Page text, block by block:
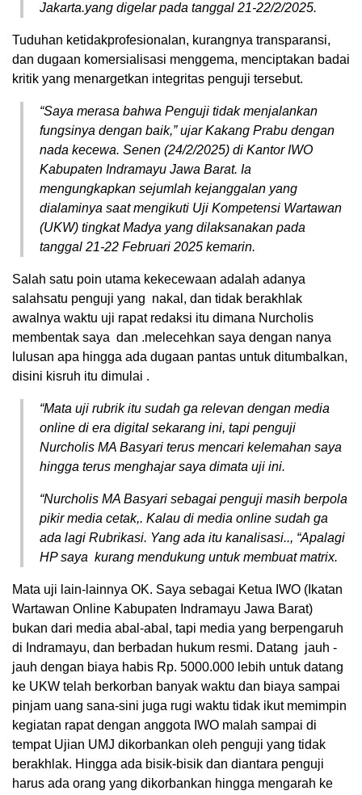
Jakarta.yang digelar pada tanggal 21-22/2/2025.
Tuduhan ketidakprofesionalan, kurangnya transparansi,
dan dugaan komersialisasi menggema, menciptakan badai
kritik yang menargetkan integritas penguji tersebut.
“Saya merasa bahwa Penguji tidak menjalankan
fungsinya dengan baik,” ujar Kakang Prabu dengan
nada kecewa. Senen (24/2/2025) di Kantor IWO
Kabupaten Indramayu Jawa Barat. Ia
mengungkapkan sejumlah kejanggalan yang
dialaminya saat mengikuti Uji Kompetensi Wartawan
(UKW) tingkat Madya yang dilaksanakan pada
tanggal 21-22 Februari 2025 kemarin.
Salah satu poin utama kekecewaan adalah adanya
salahsatu penguji yang nakal, dan tidak berakhlak
awalnya waktu uji rapat redaksi itu dimana Nurcholis
membentak saya dan .melecehkan saya dengan nanya
lulusan apa hingga ada dugaan pantas untuk ditumbalkan,
disini kisruh itu dimulai .
“Mata uji rubrik itu sudah ga relevan dengan media
online di era digital sekarang ini, tapi penguji
Nurcholis MA Basyari terus mencari kelemahan saya
hingga terus menghajar saya dimata uji ini.
“Nurcholis MA Basyari sebagai penguji masih berpola
pikir media cetak,. Kalau di media online sudah ga
ada lagi Rubrikasi. Yang ada itu kanalisasi.., “Apalagi
HP saya kurang mendukung untuk membuat matrix.
Mata uji lain-lainnya OK. Saya sebagai Ketua IWO (Ikatan
Wartawan Online Kabupaten Indramayu Jawa Barat)
bukan dari media abal-abal, tapi media yang berpengaruh
di Indramayu, dan berbadan hukum resmi. Datang jauh -
jauh dengan biaya habis Rp. 5000.000 lebih untuk datang
ke UKW telah berkorban banyak waktu dan biaya sampai
pinjam uang sana-sini juga rugi waktu tidak ikut memimpin
kegiatan rapat dengan anggota IWO malah sampai di
tempat Ujian UMJ dikorbankan oleh penguji yang tidak
berakhlak. Hingga ada bisik-bisik dan diantara penguji
harus ada orang yang dikorbankan hingga mengarah ke